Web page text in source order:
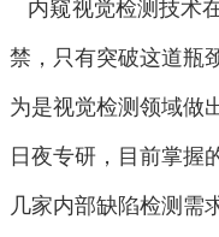
内窥视觉检测技术
禁，只有突破这道瓶
为是视觉检测领域做
日夜专研，目前掌握
几家内部缺陷检测需